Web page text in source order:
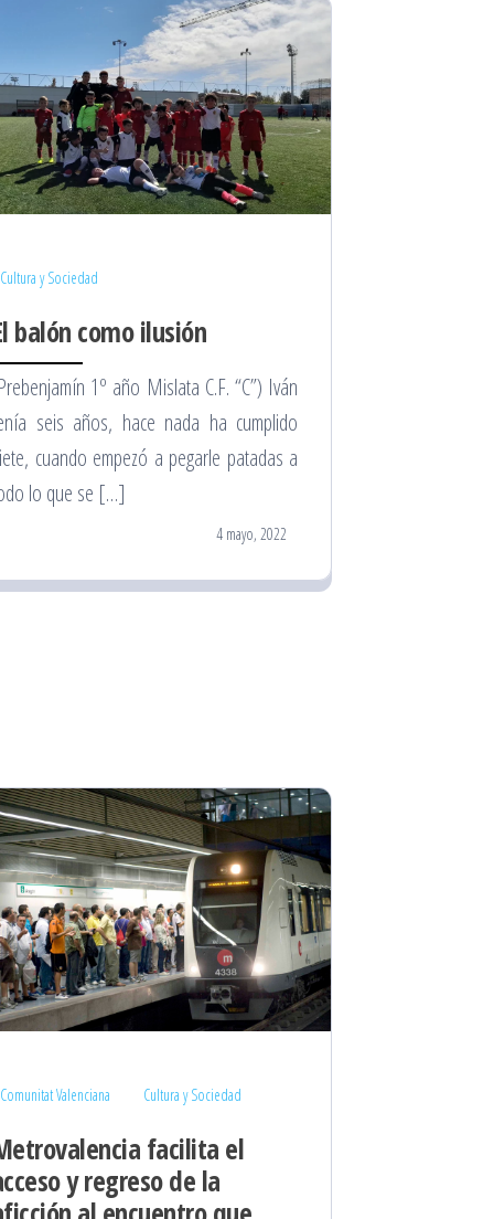
Cultura y Sociedad
balón como ilusión
1º año Mislata C.F. “C”) Iván
seis años, hace nada ha cumplido
cuando empezó a pegarle patadas a
lo que se […]
4 mayo, 2022
Comunitat Valenciana Cultura y Sociedad
facilita el
y regreso de la